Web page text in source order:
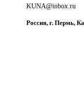
KUNA@inbox.ru
Россия, г. Пермь,